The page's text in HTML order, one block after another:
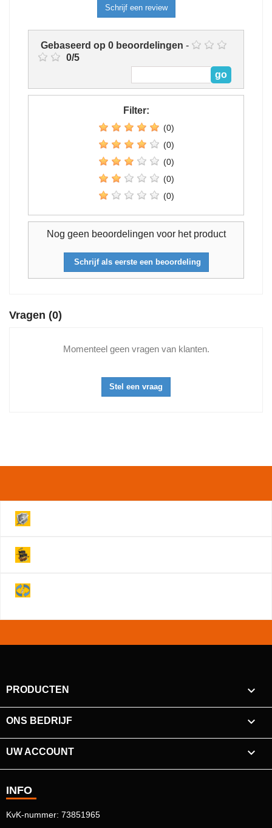
Schrijf een review
Gebaseerd op 0 beoordelingen -
0/5
Filter:
(0)
(0)
(0)
(0)
(0)
Nog geen beoordelingen voor het product
Schrijf als eerste een beoordeling
Vragen (0)
Momenteel geen vragen van klanten.
Stel een vraag
PRODUCTEN 
ONS BEDRIJF 
UW ACCOUNT 
INFO
KvK-nummer: 73851965